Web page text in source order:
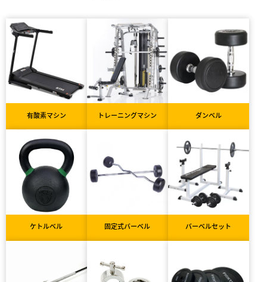
有酸素マシン トレーニングマシン ダンベル
ケトルベル 固定式バーベル バーベルセット